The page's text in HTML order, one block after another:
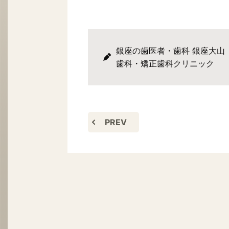
銀座の歯医者・歯科 銀座大山
歯科・矯正歯科クリニック
PREV